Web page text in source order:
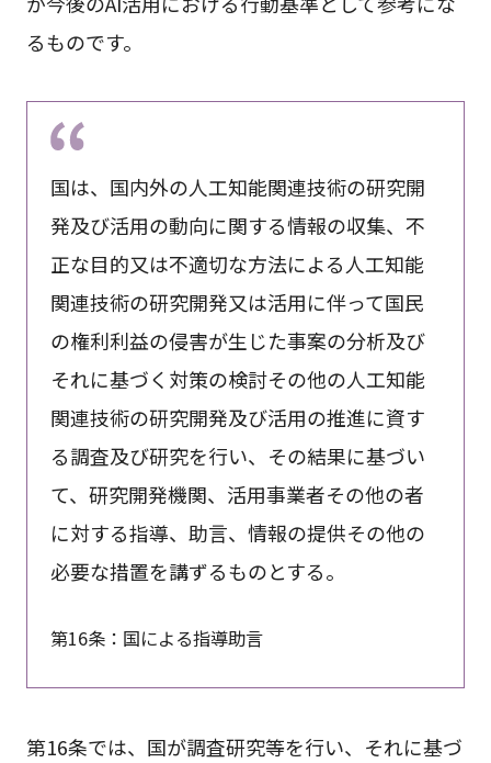
るものです。
国は、国内外の人工知能関連技術の研究開
発及び活用の動向に関する情報の収集、不
正な目的又は不適切な方法による人工知能
関連技術の研究開発又は活用に伴って国民
の権利利益の侵害が生じた事案の分析及び
それに基づく対策の検討その他の人工知能
関連技術の研究開発及び活用の推進に資す
る調査及び研究を行い、その結果に基づい
て、研究開発機関、活用事業者その他の者
に対する指導、助言、情報の提供その他の
必要な措置を講ずるものとする。
第16条：国による指導助言
第16条では、国が調査研究等を行い、それに基づ